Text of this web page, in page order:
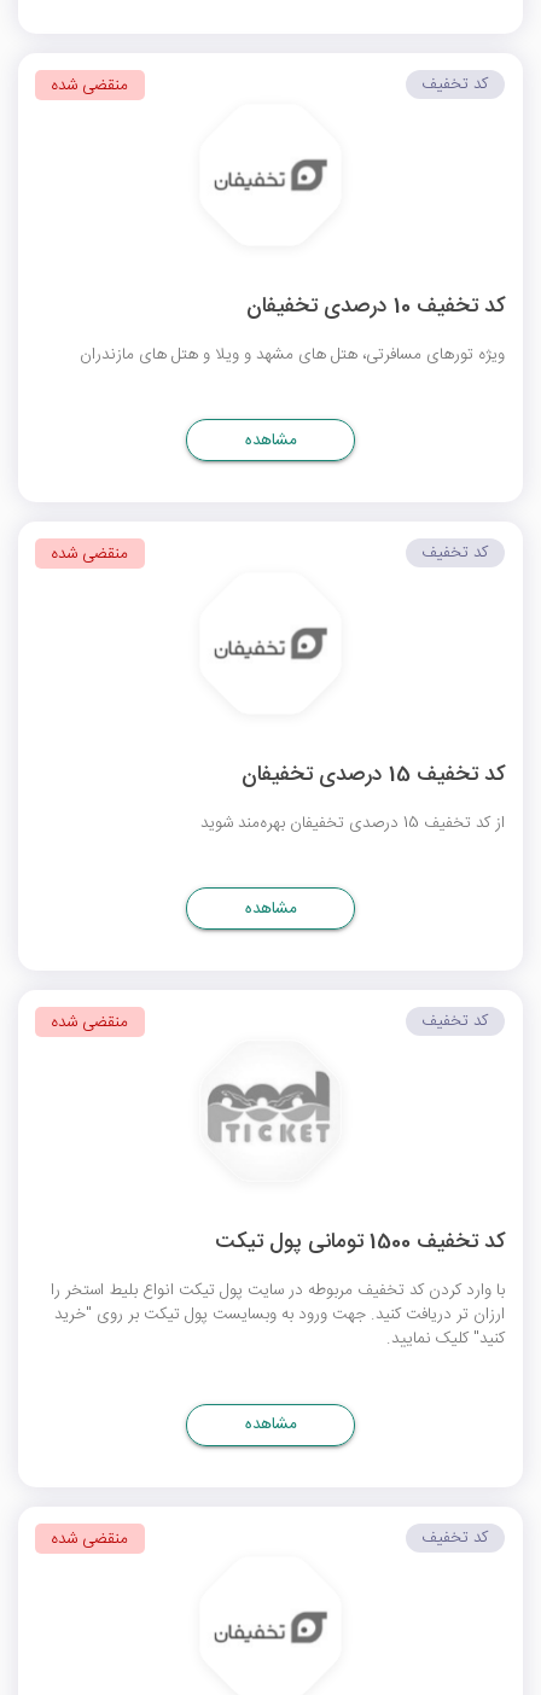
کد تخفیف 10 درصدی تخفیفان
ویژه تورهای مسافرتی، هتل های مشهد و ویلا و هتل های مازندران
کد تخفیف منقضی شده
مشاهده
کد تخفیف 15 درصدی تخفیفان
از کد تخفیف 15 درصدی تخفیفان بهره‌مند شوید
کد تخفیف منقضی شده
مشاهده
کد تخفیف 1500 تومانی پول تیکت
با وارد کردن کد تخفیف مربوطه در سایت پول تیکت انواع بلیط استخر را
ارزان تر دریافت کنید. جهت ورود به وبسایست پول تیکت بر روی "خرید
کنید" کلیک نمایید.
کد تخفیف منقضی شده
مشاهده
کد تخفیف منقضی شده